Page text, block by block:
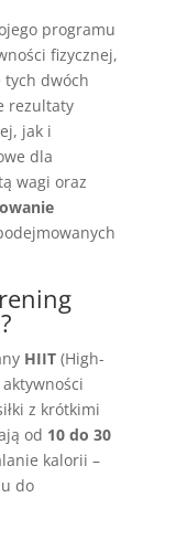
programu
fizycznej,
tych dwóch
rezultaty
jak i
dla
wagi oraz
HIIT(High-
z krótkimi
od 10 do 30
kalorii –
do